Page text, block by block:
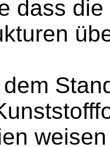
dass